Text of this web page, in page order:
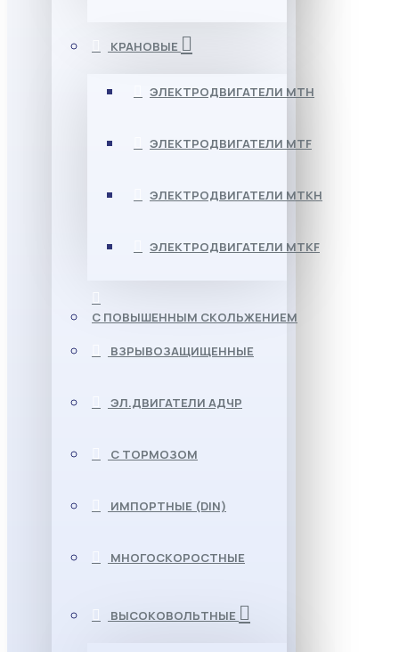
КРАНОВЫЕ
ЭЛЕКТРОДВИГАТЕЛИ МТН
ЭЛЕКТРОДВИГАТЕЛИ MTF
ЭЛЕКТРОДВИГАТЕЛИ МТКН
ЭЛЕКТРОДВИГАТЕЛИ MTKF
С ПОВЫШЕННЫМ СКОЛЬЖЕНИЕМ
ВЗРЫВОЗАЩИЩЕННЫЕ
ЭЛ.ДВИГАТЕЛИ АДЧР
С ТОРМОЗОМ
ИМПОРТНЫЕ (DIN)
МНОГОСКОРОСТНЫЕ
ВЫСОКОВОЛЬТНЫЕ